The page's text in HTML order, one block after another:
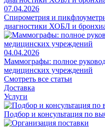
07.04.2026
Спирометрия и
диагностики ХОБЛ и
04.04.2026
Маммографы: полное
медицинских учреждений
Смотреть все статьи
Доставка
Услуги
Подбор и консультация по